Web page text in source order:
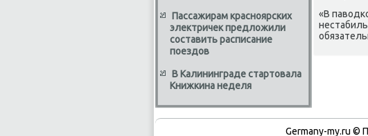
Пассажирам красноярских
электричек предложили
составить расписание
поездов
В Калининграде стартовала
Книжкина неделя
«В
Germany-my.ru ©